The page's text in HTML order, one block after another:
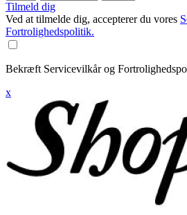
Tilmeld dig
Ved at tilmelde dig, accepterer du vores
Fortrolighedspolitik.
Bekræft Servicevilkår og
x